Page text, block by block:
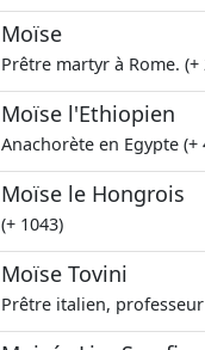
Moïse
Prêtre martyr à Rome. (+
Moïse l'Ethiopien
Anachorète en Egypte (+
Moïse le Hongrois
(+ 1043)
Moïse Tovini
Prêtre italien,